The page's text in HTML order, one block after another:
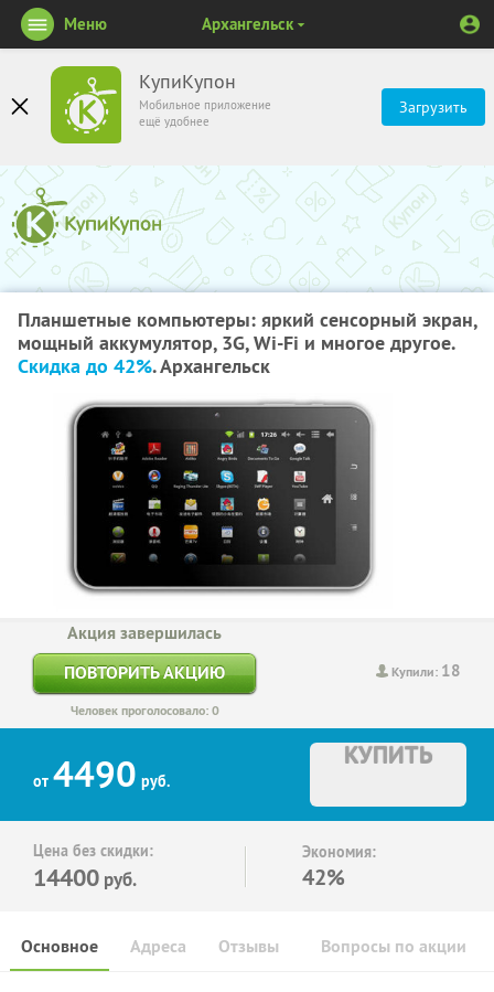
КупиКупон
Мобильное приложение
ещё удобнее
Загрузить
Меню Архангельск
Планшетные компьютеры: яркий сенсорный экран,
мощный аккумулятор, 3G, Wi-Fi и многое другое.
Скидка до 42%. Архангельск
Купили: 18
Акция завершилась
ПОВТОРИТЬ АКЦИЮ
Человек проголосовало: 0
от 4490 руб.
КУПИТЬ
Цена без скидки:
14400 руб.
Экономия:
42%
Основное Отзывы Вопросы по акции
Адреса